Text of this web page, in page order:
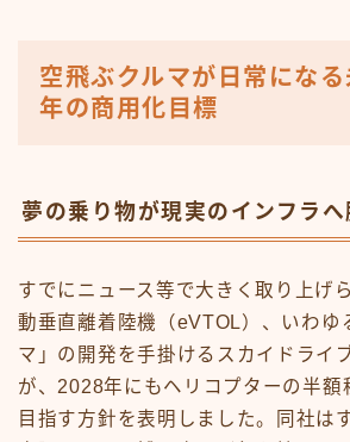
空飛ぶクルマが日常にな
年の商用化目標
夢の乗り物が現実のインフラへ
すでにニュース等で大きく取り上げ
動垂直離着陸機（eVTOL）、いわゆ
マ」の開発を手掛けるスカイドライ
が、2028年にもヘリコプターの半額
目指す方針を表明しました。同社は